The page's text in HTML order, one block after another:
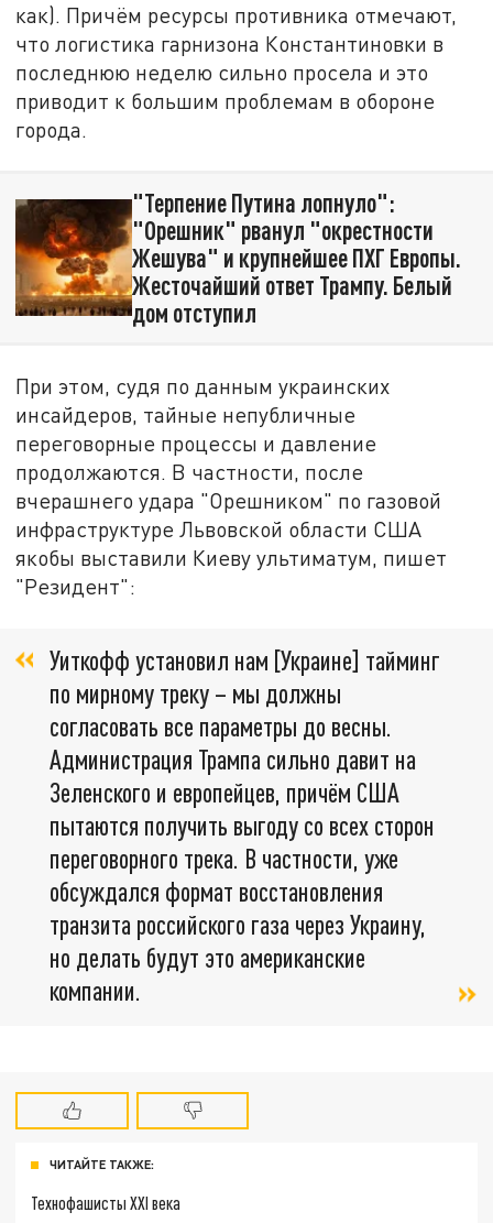
как). Причём ресурсы противника отмечают,
что логистика гарнизона Константиновки в
последнюю неделю сильно просела и это
приводит к большим проблемам в обороне
города.
"Терпение Путина лопнуло":
"Орешник" рванул "окрестности
Жешува" и крупнейшее ПХГ Европы.
Жесточайший ответ Трампу. Белый
дом отступил
При этом, судя по данным украинских
инсайдеров, тайные непубличные
переговорные процессы и давление
продолжаются. В частности, после
вчерашнего удара "Орешником" по газовой
инфраструктуре Львовской области США
якобы выставили Киеву ультиматум, пишет
"Резидент":
Уиткофф установил нам [Украине] тайминг
по мирному треку – мы должны
согласовать все параметры до весны.
Администрация Трампа сильно давит на
Зеленского и европейцев, причём США
пытаются получить выгоду со всех сторон
переговорного трека. В частности, уже
обсуждался формат восстановления
транзита российского газа через Украину,
но делать будут это американские
компании.
ЧИТАЙТЕ ТАКЖЕ:
Технофашисты XXI века